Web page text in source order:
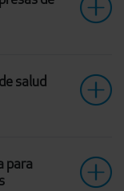
salud
para